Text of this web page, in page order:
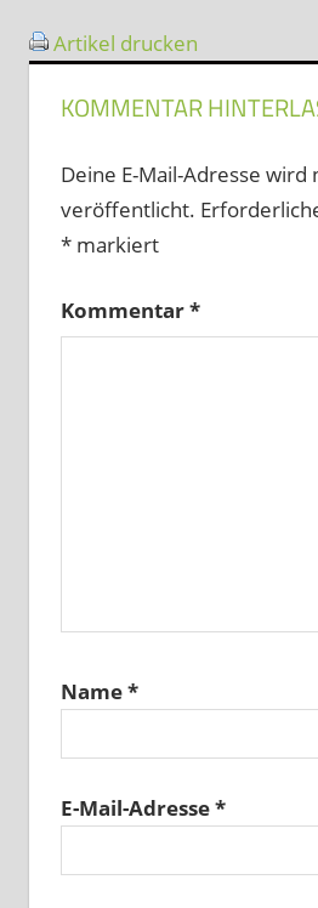
Artikel drucken
KOMMENTAR
Deine E-Mail-Adresse wird
veröffentlicht.
*markiert
Kommentar*
Name*
E-Mail-Adresse*